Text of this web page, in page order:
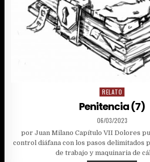
Posted
in
RELATO
Penitencia (7)
PUBLISHED
DATE:
06/03/2023
por Juan Milano Capítulo VII Dolores
control diáfana con los pasos delimitados
de trabajo y maquinaria de